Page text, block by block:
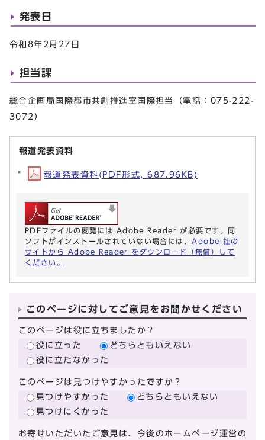
発表日
令和8年2月27日
担当課
総合企画局国際都市共創推進室国際担当（電話：075-222-
3072）
報道発表資料
報道発表資料(PDF形式, 687.96KB)
PDFファイルの閲覧には Adobe Reader が必要です。同
ソフトがインストールされていない場合には、 Adobe 社の
サイトから Adobe Reader をダウンロード（無償）して
ください。
このページに対してご意見をお聞かせください
このページは役に立ちましたか？
役に立った
どちらともいえない
役に立たなかった
このページは見つけやすかったですか？
見つけやすかった
どちらともいえない
見つけにくかった
お寄せいただいたご意見は、今後のホームページ運営の